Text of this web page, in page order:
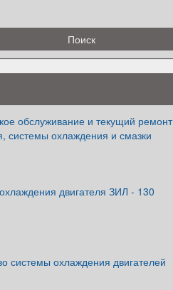
обслуживание и текущий ремонт
системы охлаждения и смазки
двигателя ЗИЛ - 130
системы охлаждения двигателей